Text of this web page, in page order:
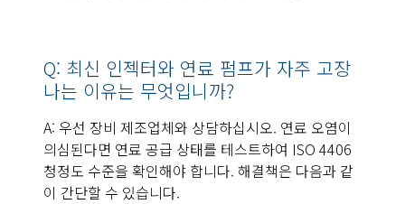
Q: 최신 인젝터와 연료 펌프가 자주 고장
나는 이유는 무엇입니까?
A: 우선 장비 제조업체와 상담하십시오. 연료 오염이
의심된다면 연료 공급 상태를 테스트하여 ISO 4406
청정도 수준을 확인해야 합니다. 해결책은 다음과 같
이 간단할 수 있습니다.